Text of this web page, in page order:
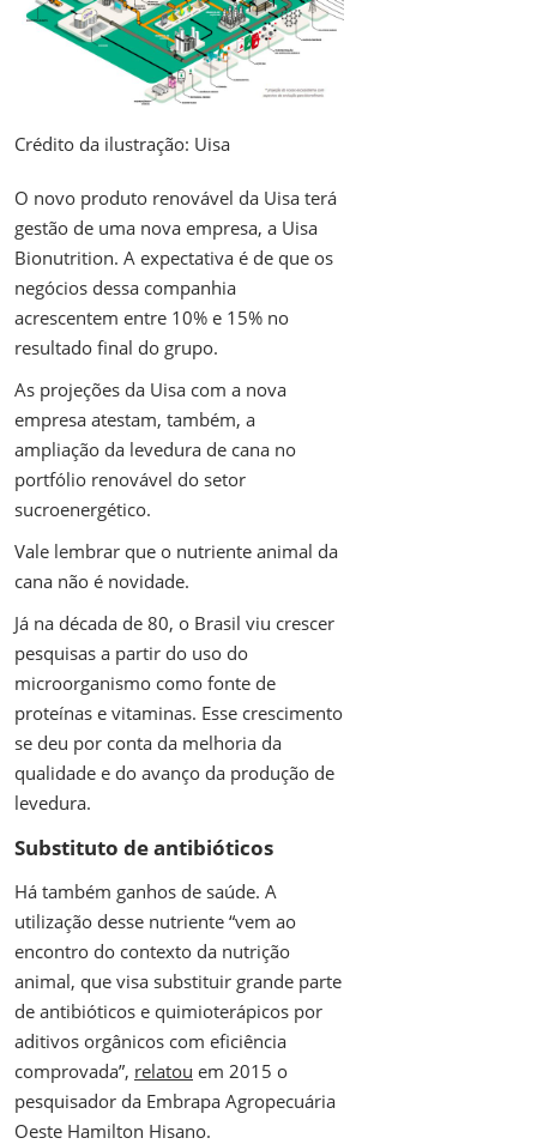
Crédito da ilustração: Uisa
O novo produto renovável da Uisa terá
gestão de uma nova empresa, a Uisa
Bionutrition. A expectativa é de que os
negócios dessa companhia
acrescentem entre 10% e 15% no
resultado final do grupo.
As projeções da Uisa com a nova
empresa atestam, também, a
ampliação da levedura de cana no
portfólio renovável do setor
sucroenergético.
Vale lembrar que o nutriente animal da
cana não é novidade.
Já na década de 80, o Brasil viu crescer
pesquisas a partir do uso do
microorganismo como fonte de
proteínas e vitaminas. Esse crescimento
se deu por conta da melhoria da
qualidade e do avanço da produção de
levedura.
Substituto de antibióticos
Há também ganhos de saúde. A
utilização desse nutriente “vem ao
encontro do contexto da nutrição
animal, que visa substituir grande parte
de antibióticos e quimioterápicos por
aditivos orgânicos com eficiência
comprovada”, relatou em 2015 o
pesquisador da Embrapa Agropecuária
Oeste Hamilton Hisano.